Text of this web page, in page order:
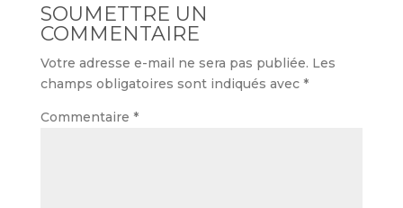
SOUMETTRE UN
COMMENTAIRE
Votre adresse e-mail ne sera pas publiée. Les
champs obligatoires sont indiqués avec *
Commentaire *